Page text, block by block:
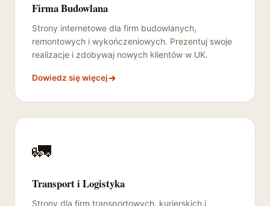
Firma Budowlana
Strony internetowe dla firm budowlanych,
remontowych i wykończeniowych. Prezentuj swoje
realizacje i zdobywaj nowych klientów w UK.
Dowiedz się więcej
🚛
Transport i Logistyka
Strony dla firm transportowych, kurierskich i